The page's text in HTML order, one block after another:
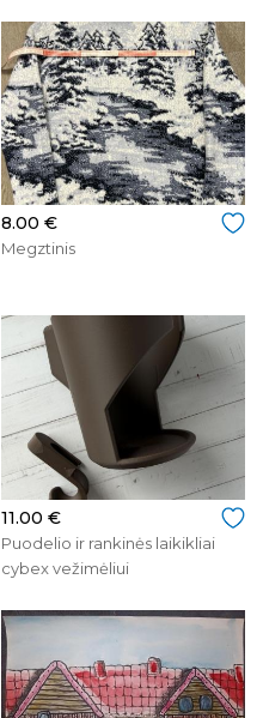
8.00 €
Megztinis
11.00 €
Puodelio ir rankinės laikikliai
cybex vežimėliui